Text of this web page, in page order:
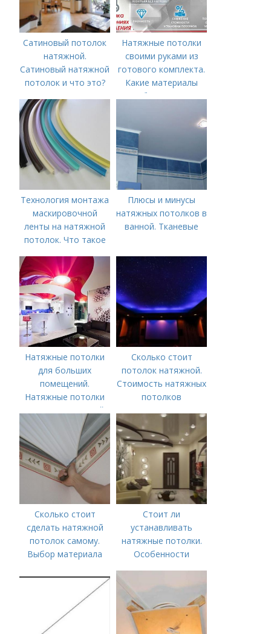
Сатиновый потолок
натяжной.
Сатиновый натяжной
потолок и что это?
Натяжные потолки
своими руками из
готового комплекта.
Какие материалы
необходимы для
Технология монтажа
маскировочной
ленты на натяжной
потолок. Что такое
для натяжного
потолка?
Плюсы и минусы
натяжных потолков в
ванной. Тканевые
Натяжные потолки
для больших
помещений.
Натяжные потолки
для зала: красивый
дизайн гостиной
Сколько стоит
потолок натяжной.
Стоимость натяжных
потолков
Сколько стоит
сделать натяжной
потолок самому.
Выбор материала
Стоит ли
устанавливать
натяжные потолки.
Особенности